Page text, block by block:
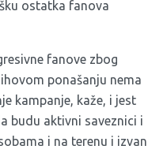
ostatka fanova
fanove zbog
ponašanju nema
kampanje, kaže, i jest
budu aktivni saveznici i
i na terenu i izvan